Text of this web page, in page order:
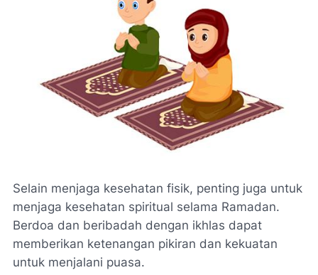
Selain menjaga kesehatan fisik, penting juga untuk
menjaga kesehatan spiritual selama Ramadan.
Berdoa dan beribadah dengan ikhlas dapat
memberikan ketenangan pikiran dan kekuatan
untuk menjalani puasa.